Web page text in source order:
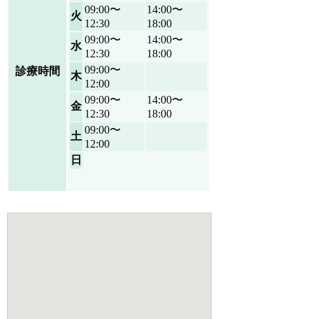
診療時間
火
09:00〜
12:30
14:00〜
18:00
水
09:00〜
12:30
14:00〜
18:00
木
09:00〜
12:00
金
09:00〜
12:30
14:00〜
18:00
土
09:00〜
12:00
日